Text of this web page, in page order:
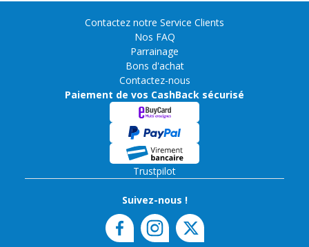
Contactez notre Service Clients
Nos FAQ
Parrainage
Bons d'achat
Contactez-nous
Paiement de vos CashBack sécurisé
Trustpilot
Suivez-nous !